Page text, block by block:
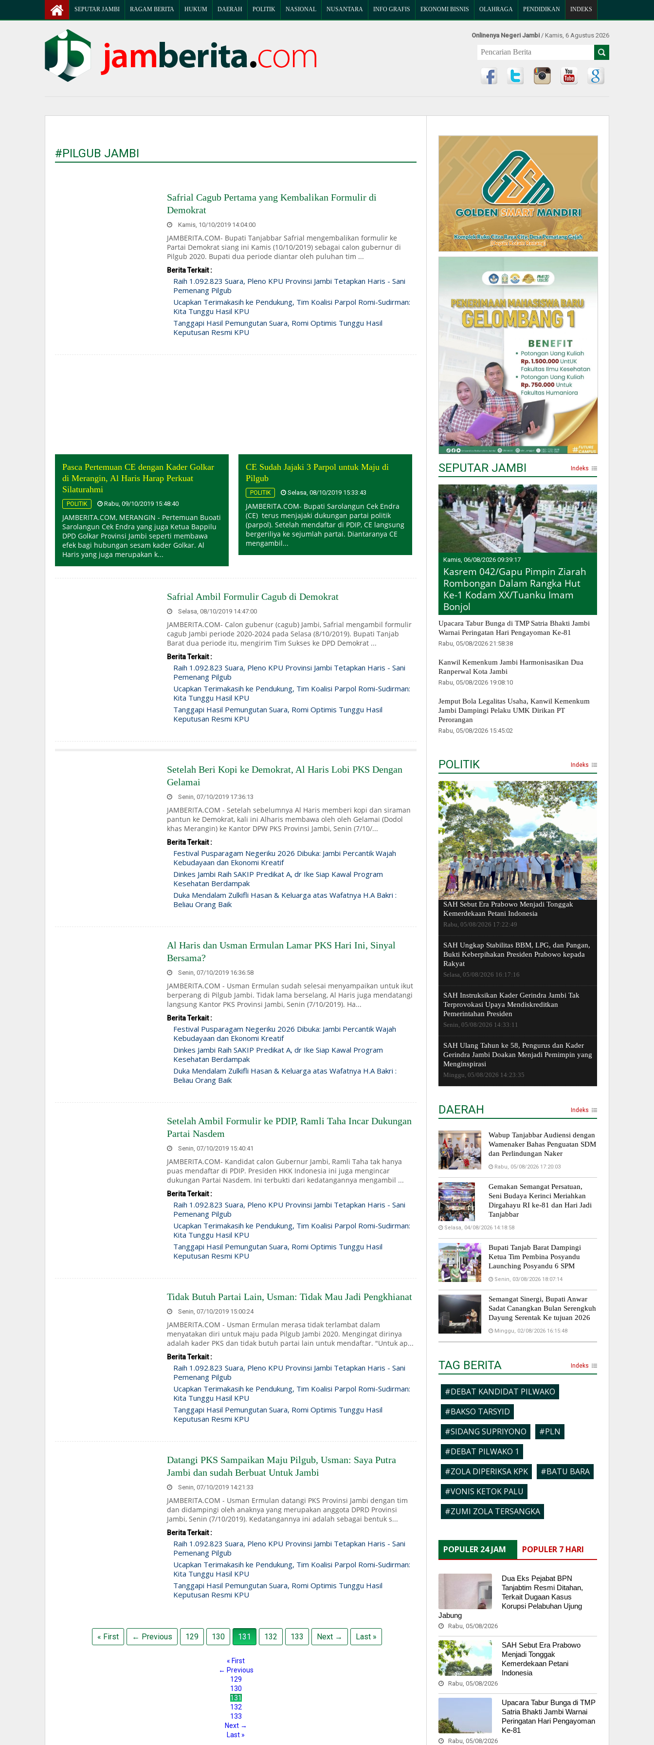
SEPUTAR JAMBI RAGAM BERITA HUKUM DAERAH POLITIK NASIONAL NUSANTARA INFO GRAFIS EKONOMI BISNIS OLAHRAGA PENDIDIKAN INDEKS
Onlinenya Negeri Jambi / Kamis, 6 Agustus 2026
#PILGUB JAMBI
Safrial Cagub Pertama yang Kembalikan Formulir di
Demokrat
Kamis, 10/10/2019 14:04:00
JAMBERITA.COM- Bupati Tanjabbar Safrial mengembalikan formulir ke
Partai Demokrat siang ini Kamis (10/10/2019) sebagai calon gubernur di
Pilgub 2020. Bupati dua periode diantar oleh puluhan tim ...
Berita Terkait :
Raih 1.092.823 Suara, Pleno KPU Provinsi Jambi Tetapkan Haris - Sani
Pemenang Pilgub
Ucapkan Terimakasih ke Pendukung, Tim Koalisi Parpol Romi-Sudirman:
Kita Tunggu Hasil KPU
Tanggapi Hasil Pemungutan Suara, Romi Optimis Tunggu Hasil
Keputusan Resmi KPU
Pasca Pertemuan CE dengan Kader Golkar
di Merangin, Al Haris Harap Perkuat
Silaturahmi
POLITIK Rabu, 09/10/2019 15:48:40
JAMBERITA.COM, MERANGIN - Pertemuan Buoati
Sarolangun Cek Endra yang juga Ketua Bappilu
DPD Golkar Provinsi Jambi seperti membawa
efek bagi hubungan sesam kader Golkar. Al
Haris yang juga merupakan k...
CE Sudah Jajaki 3 Parpol untuk Maju di
Pilgub
POLITIK Selasa, 08/10/2019 15:33:43
JAMBERITA.COM- Bupati Sarolangun Cek Endra
(CE) terus menjajaki dukungan partai politik
(parpol). Setelah mendaftar di PDIP, CE langsung
bergeriliya ke sejumlah partai. Diantaranya CE
mengambil...
Safrial Ambil Formulir Cagub di Demokrat
Selasa, 08/10/2019 14:47:00
JAMBERITA.COM- Calon gubenur (cagub) Jambi, Safrial mengambil formulir
cagub Jambi periode 2020-2024 pada Selasa (8/10/2019). Bupati Tanjab
Barat dua periode itu, mengirim Tim Sukses ke DPD Demokrat ...
Berita Terkait :
Raih 1.092.823 Suara, Pleno KPU Provinsi Jambi Tetapkan Haris - Sani
Pemenang Pilgub
Ucapkan Terimakasih ke Pendukung, Tim Koalisi Parpol Romi-Sudirman:
Kita Tunggu Hasil KPU
Tanggapi Hasil Pemungutan Suara, Romi Optimis Tunggu Hasil
Keputusan Resmi KPU
Setelah Beri Kopi ke Demokrat, Al Haris Lobi PKS Dengan
Gelamai
Senin, 07/10/2019 17:36:13
JAMBERITA.COM - Setelah sebelumnya Al Haris memberi kopi dan siraman
pantun ke Demokrat, kali ini Alharis membawa oleh oleh Gelamai (Dodol
khas Merangin) ke Kantor DPW PKS Provinsi Jambi, Senin (7/10/...
Berita Terkait :
Festival Pusparagam Negeriku 2026 Dibuka: Jambi Percantik Wajah
Kebudayaan dan Ekonomi Kreatif
Dinkes Jambi Raih SAKIP Predikat A, dr Ike Siap Kawal Program
Kesehatan Berdampak
Duka Mendalam Zulkifli Hasan & Keluarga atas Wafatnya H.A Bakri :
Beliau Orang Baik
Al Haris dan Usman Ermulan Lamar PKS Hari Ini, Sinyal
Bersama?
Senin, 07/10/2019 16:36:58
JAMBERITA.COM - Usman Ermulan sudah selesai menyampaikan untuk ikut
berperang di Pilgub Jambi. Tidak lama berselang, Al Haris juga mendatangi
langsung Kantor PKS Provinsi Jambi, Senin (7/10/2019). Ha...
Berita Terkait :
Festival Pusparagam Negeriku 2026 Dibuka: Jambi Percantik Wajah
Kebudayaan dan Ekonomi Kreatif
Dinkes Jambi Raih SAKIP Predikat A, dr Ike Siap Kawal Program
Kesehatan Berdampak
Duka Mendalam Zulkifli Hasan & Keluarga atas Wafatnya H.A Bakri :
Beliau Orang Baik
Setelah Ambil Formulir ke PDIP, Ramli Taha Incar Dukungan
Partai Nasdem
Senin, 07/10/2019 15:40:41
JAMBERITA.COM- Kandidat calon Gubernur Jambi, Ramli Taha tak hanya
puas mendaftar di PDIP. Presiden HKK Indonesia ini juga mengincar
dukungan Partai Nasdem. Ini terbukti dari kedatangannya mengambil ...
Berita Terkait :
Raih 1.092.823 Suara, Pleno KPU Provinsi Jambi Tetapkan Haris - Sani
Pemenang Pilgub
Ucapkan Terimakasih ke Pendukung, Tim Koalisi Parpol Romi-Sudirman:
Kita Tunggu Hasil KPU
Tanggapi Hasil Pemungutan Suara, Romi Optimis Tunggu Hasil
Keputusan Resmi KPU
Tidak Butuh Partai Lain, Usman: Tidak Mau Jadi Pengkhianat
Senin, 07/10/2019 15:00:24
JAMBERITA.COM - Usman Ermulan merasa tidak terlambat dalam
menyatakan diri untuk maju pada Pilgub Jambi 2020. Mengingat dirinya
adalah kader PKS dan tidak butuh partai lain untuk mendaftar. "Untuk ap...
Berita Terkait :
Raih 1.092.823 Suara, Pleno KPU Provinsi Jambi Tetapkan Haris - Sani
Pemenang Pilgub
Ucapkan Terimakasih ke Pendukung, Tim Koalisi Parpol Romi-Sudirman:
Kita Tunggu Hasil KPU
Tanggapi Hasil Pemungutan Suara, Romi Optimis Tunggu Hasil
Keputusan Resmi KPU
Datangi PKS Sampaikan Maju Pilgub, Usman: Saya Putra
Jambi dan sudah Berbuat Untuk Jambi
Senin, 07/10/2019 14:21:33
JAMBERITA.COM - Usman Ermulan datangi PKS Provinsi Jambi dengan tim
dan didampingi oleh anaknya yang merupakan anggota DPRD Provinsi
Jambi, Senin (7/10/2019). Kedatangannya ini adalah sebagai bentuk s...
Berita Terkait :
Raih 1.092.823 Suara, Pleno KPU Provinsi Jambi Tetapkan Haris - Sani
Pemenang Pilgub
Ucapkan Terimakasih ke Pendukung, Tim Koalisi Parpol Romi-Sudirman:
Kita Tunggu Hasil KPU
Tanggapi Hasil Pemungutan Suara, Romi Optimis Tunggu Hasil
Keputusan Resmi KPU
« First ← Previous 129 130 131 132 133 Next → Last »
« First
← Previous
129
130
131
132
133
Next →
Last »
SEPUTAR JAMBI Indeks
Kamis, 06/08/2026 09:39:17
Kasrem 042/Gapu Pimpin Ziarah
Rombongan Dalam Rangka Hut
Ke-1 Kodam XX/Tuanku Imam
Bonjol
Upacara Tabur Bunga di TMP Satria Bhakti Jambi
Warnai Peringatan Hari Pengayoman Ke-81
Rabu, 05/08/2026 21:58:38
Kanwil Kemenkum Jambi Harmonisasikan Dua
Ranperwal Kota Jambi
Rabu, 05/08/2026 19:08:10
Jemput Bola Legalitas Usaha, Kanwil Kemenkum
Jambi Dampingi Pelaku UMK Dirikan PT
Perorangan
Rabu, 05/08/2026 15:45:02
POLITIK Indeks
SAH Sebut Era Prabowo Menjadi Tonggak
Kemerdekaan Petani Indonesia
Rabu, 05/08/2026 17:22:49
SAH Ungkap Stabilitas BBM, LPG, dan Pangan,
Bukti Keberpihakan Presiden Prabowo kepada
Rakyat
Selasa, 05/08/2026 16:17:16
SAH Instruksikan Kader Gerindra Jambi Tak
Terprovokasi Upaya Mendiskreditkan
Pemerintahan Presiden
Senin, 05/08/2026 14:33:11
SAH Ulang Tahun ke 58, Pengurus dan Kader
Gerindra Jambi Doakan Menjadi Pemimpin yang
Menginspirasi
Minggu, 05/08/2026 14:23:35
DAERAH Indeks
Wabup Tanjabbar Audiensi dengan
Wamenaker Bahas Penguatan SDM
dan Perlindungan Naker
Rabu, 05/08/2026 17:20:03
Gemakan Semangat Persatuan,
Seni Budaya Kerinci Meriahkan
Dirgahayu RI ke-81 dan Hari Jadi
Tanjabbar
Selasa, 04/08/2026 14:18:58
Bupati Tanjab Barat Dampingi
Ketua Tim Pembina Posyandu
Launching Posyandu 6 SPM
Senin, 03/08/2026 18:07:14
Semangat Sinergi, Bupati Anwar
Sadat Canangkan Bulan Serengkuh
Dayung Serentak Ke tujuan 2026
Minggu, 02/08/2026 16:15:48
TAG BERITA Indeks
#DEBAT KANDIDAT PILWAKO
#BAKSO TARSYID
#SIDANG SUPRIYONO
#PLN
#DEBAT PILWAKO 1
#ZOLA DIPERIKSA KPK
#BATU BARA
#VONIS KETOK PALU
#ZUMI ZOLA TERSANGKA
POPULER 24 JAM POPULER 7 HARI
Dua Eks Pejabat BPN
Tanjabtim Resmi Ditahan,
Terkait Dugaan Kasus
Korupsi Pelabuhan Ujung
Jabung
Rabu, 05/08/2026
SAH Sebut Era Prabowo
Menjadi Tonggak
Kemerdekaan Petani
Indonesia
Rabu, 05/08/2026
Upacara Tabur Bunga di TMP
Satria Bhakti Jambi Warnai
Peringatan Hari Pengayoman
Ke-81
Rabu, 05/08/2026